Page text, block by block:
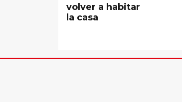
volver a habitar
la casa